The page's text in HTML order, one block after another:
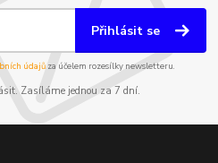
Přihlásit se
údajůza účelem rozesílky newsletteru.
Zasíláme jednou za 7 dní.